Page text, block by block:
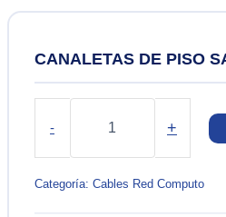
CANALETAS DE PISO
-
SATRA.
cantidad
+
Categoría: Cables Red Computo